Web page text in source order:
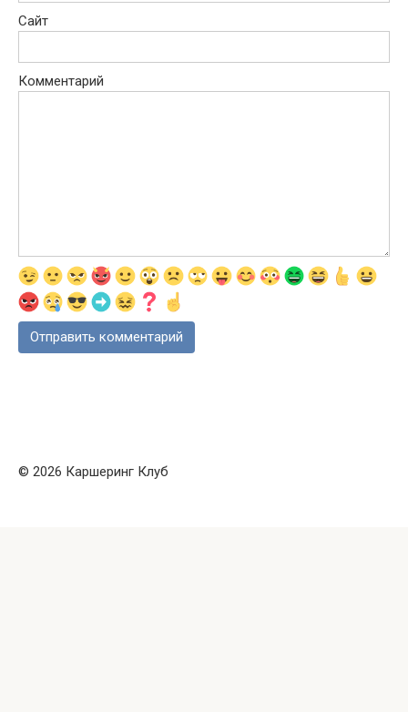
Сайт
Комментарий
© 2026 Каршеринг Клуб